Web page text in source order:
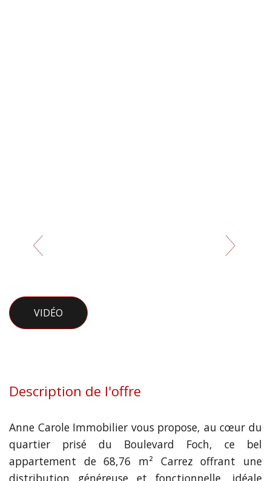
VIDÉO
Description de l'offre
Anne Carole Immobilier vous propose, au cœur du
quartier prisé du Boulevard Foch, ce bel
appartement de 68,76 m² Carrez offrant une
distribution généreuse et fonctionnelle, idéale